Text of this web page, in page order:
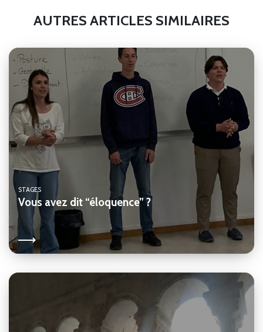
AUTRES ARTICLES SIMILAIRES
STAGES
Vous avez dit “éloquence” ?